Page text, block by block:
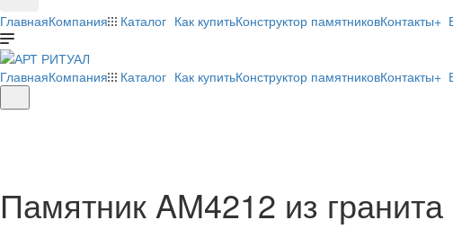
ГлавнаяКомпания Каталог Как купитьКонструктор памятниковКонтакты+
ГлавнаяКомпания Каталог Как купитьКонструктор памятниковКонтакты+
Памятник AM4212 из гранита